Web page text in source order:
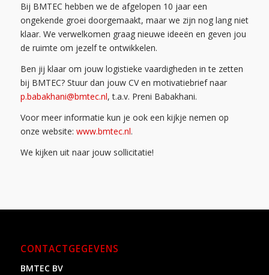
Bij BMTEC hebben we de afgelopen 10 jaar een
ongekende groei doorgemaakt, maar we zijn nog lang niet
klaar. We verwelkomen graag nieuwe ideeën en geven jou
de ruimte om jezelf te ontwikkelen.
Ben jij klaar om jouw logistieke vaardigheden in te zetten
bij BMTEC? Stuur dan jouw CV en motivatiebrief naar
p.babakhani@bmtec.nl, t.a.v. Preni Babakhani.
Voor meer informatie kun je ook een kijkje nemen op
onze website: www.bmtec.nl.
We kijken uit naar jouw sollicitatie!
CONTACTGEGEVENS
BMTEC BV